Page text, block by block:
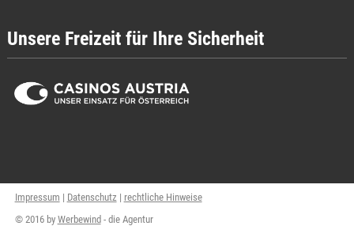
Unsere Freizeit für Ihre Sicherheit
Impressum | Datenschutz | rechtliche Hinweise
© 2016 by Werbewind - die Agentur